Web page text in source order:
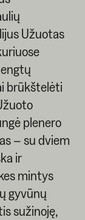
Užuotas
brūkštelėti
plenero
– su dviem
ir
mintys
gyvūnų
sužinoję,